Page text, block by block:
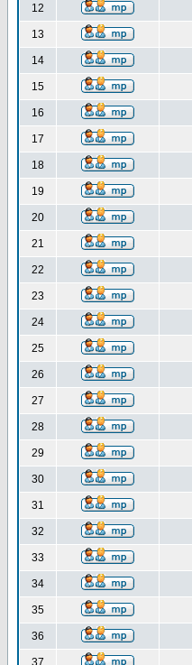
12
13
14
15
16
17
18
19
20
21
22
23
24
25
26
27
28
29
30
31
32
33
34
35
36
37